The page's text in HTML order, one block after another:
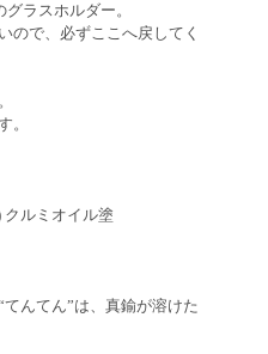
ラスホルダー。
ので、必ずここへ戻してく
。
ルミオイル塗
てんてん”は、真鍮が溶けた